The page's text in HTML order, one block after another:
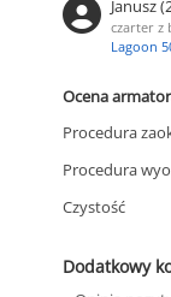
Janusz
czarter z
Lagoon
Ocena
Procedura
Procedura
Czystość
Dodatkowy